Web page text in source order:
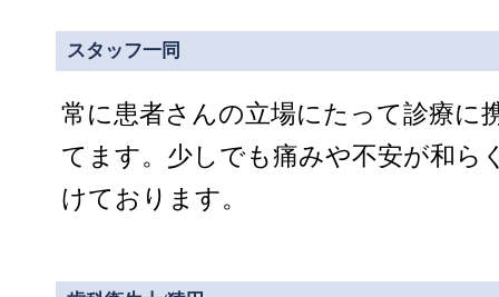
スタッフ一同
常に患者さんの立場にたって診療に
てます。少しでも痛みや不安が和ら
けております。